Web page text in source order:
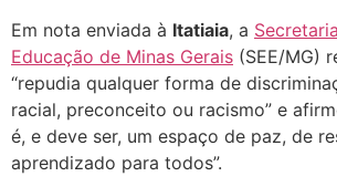
Em nota enviada à Itatiaia, a
Educação de Minas Gerais (SEE/MG)
“repudia qualquer forma de
racial, preconceito ou racismo” e
é, e deve ser, um espaço de paz, de
aprendizado para todos”.